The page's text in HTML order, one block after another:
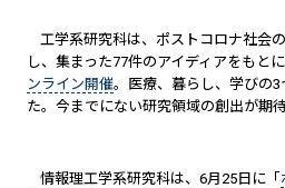
工学系研究科は、ポストコロナ社会
し、集まった77件のアイディアをもと
ンライン開催。医療、暮らし、学びの
た。今までにない研究領域の創出が期待
情報理工学系研究科は、6月25日に「